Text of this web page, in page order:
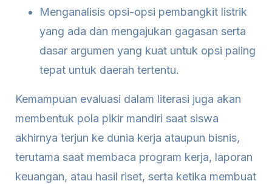
Menganalisis opsi-opsi pembangkit listrik
yang ada dan mengajukan gagasan serta
dasar argumen yang kuat untuk opsi paling
tepat untuk daerah tertentu.
Kemampuan evaluasi dalam literasi juga akan
membentuk pola pikir mandiri saat siswa
akhirnya terjun ke dunia kerja ataupun bisnis,
terutama saat membaca program kerja, laporan
keuangan, atau hasil riset, serta ketika membuat